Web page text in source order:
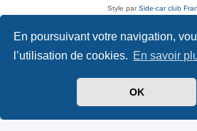
En poursuivant votre navigation,
l’utilisation de cookies. En savoir
OK
Style parSide-car club